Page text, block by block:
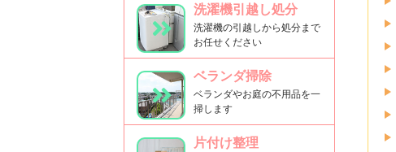
洗濯機引越し処分
洗濯機の引越しから処分まで
お任せください
ベランダ掃除
ベランダやお庭の不用品を一
掃します
片付け整理